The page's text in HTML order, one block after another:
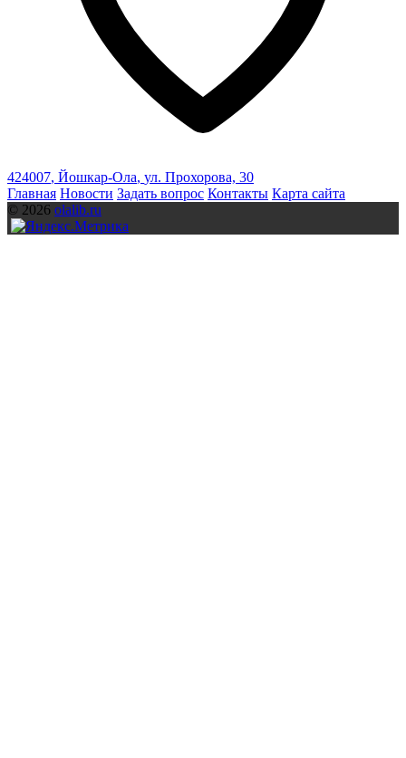
424007, Йошкар-Ола, ул. Прохорова, 30
Главная Новости Задать вопрос Контакты Карта сайта
© 2026 olalib.ru